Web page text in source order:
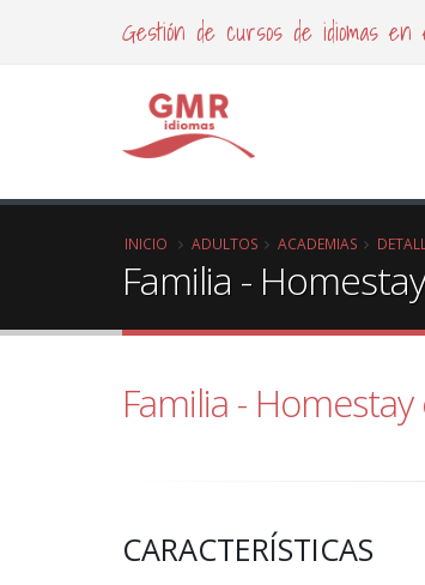
Gestión de cursos de idiomas
INICIO ADULTOS ACADEMIAS
Familia - Homestay
Familia -
CARACTERÍSTICAS